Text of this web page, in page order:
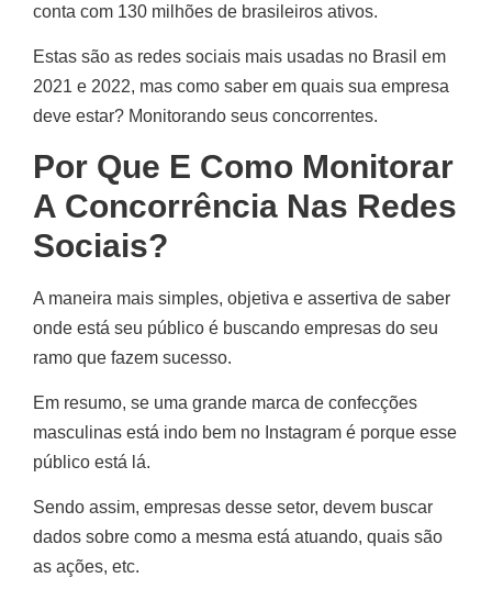
conta com 130 milhões de brasileiros ativos.
Estas são as redes sociais mais usadas no Brasil em
2021 e 2022, mas como saber em quais sua empresa
deve estar? Monitorando seus concorrentes.
Por Que E Como Monitorar
A Concorrência Nas Redes
Sociais?
A maneira mais simples, objetiva e assertiva de saber
onde está seu público é buscando empresas do seu
ramo que fazem sucesso.
Em resumo, se uma grande marca de confecções
masculinas está indo bem no Instagram é porque esse
público está lá.
Sendo assim, empresas desse setor, devem buscar
dados sobre como a mesma está atuando, quais são
as ações, etc.